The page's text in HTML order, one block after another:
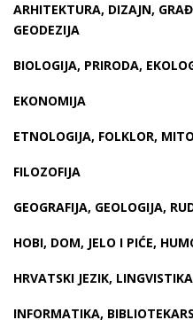
ARHITEKTURA, DIZAJN,
GEODEZIJA
BIOLOGIJA, PRIRODA,
EKONOMIJA
ETNOLOGIJA, FOLKLOR,
FILOZOFIJA
GEOGRAFIJA, GEOLOGIJA,
HOBI, DOM, JELO I PIĆE,
HRVATSKI JEZIK, LINGVISTIKA
INFORMATIKA,